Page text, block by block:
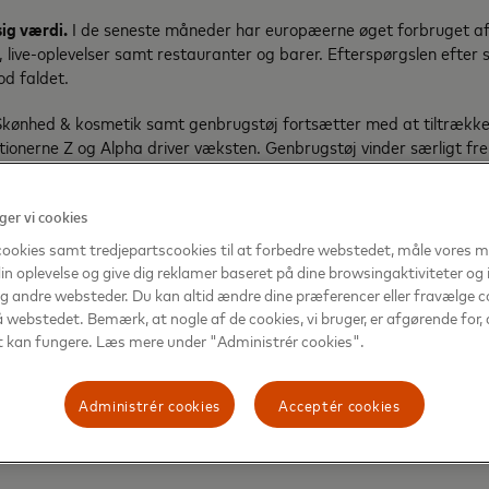
værdi. I de seneste måneder har europæerne øget forbruget
oplevelser samt restauranter og barer. Efterspørgslen efter
faldet.
& kosmetik samt genbrugstøj fortsætter med at
Z og Alpha driver væksten. Genbrugstøj vinder særligt
af både miljømæssige og økonomiske årsager.
november og december, er København blandt de ti
der trækker i vintermånederne. Seks af sæsonens mest
mod blot én (Marrakech) sidste år. Thailand og Egypten er de
på listen. Tokyo ligger som nummer otte for vinterrejser efter
nationale præferencer
vi cookies
samt tredjepartscookies til at forbedre webstedet, måle vores
oplevelse og give dig reklamer baseret på dine browsingaktiviteter og
andre websteder. Du kan altid ændre dine præferencer eller fravælge
webstedet. Bemærk, at nogle af de cookies, vi bruger, er afgørende for,
kan fungere. Læs mere under "Administrér cookies".
Acceptér cookies
Administrér cookies